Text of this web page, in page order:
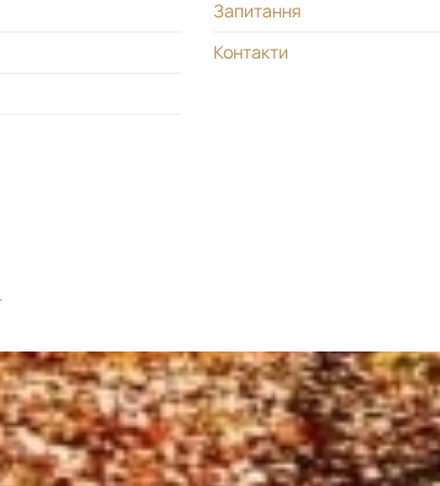
Запитання
Контакти